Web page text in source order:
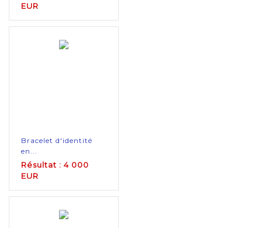
EUR
Bracelet d'identité
en...
Résultat : 4 000
EUR